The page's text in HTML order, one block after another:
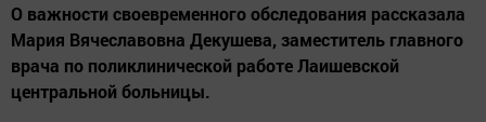
О важности своевременного обследования рассказала
Мария Вячеславовна Декушева, заместитель главного
врача по поликлинической работе Лаишевской
центральной больницы.